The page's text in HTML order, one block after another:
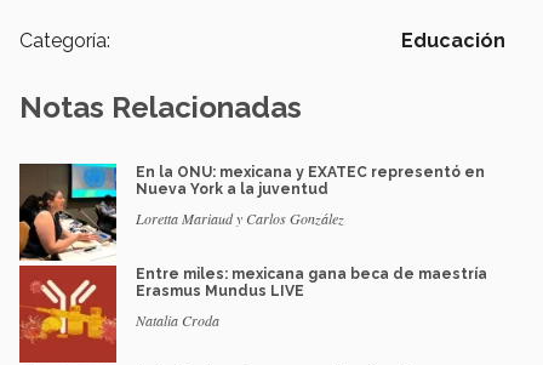
Categoría: Educación
Notas Relacionadas
En la ONU: mexicana y EXATEC representó en
Nueva York a la juventud
Loretta Mariaud y Carlos González
Entre miles: mexicana gana beca de maestría
Erasmus Mundus LIVE
Natalia Croda